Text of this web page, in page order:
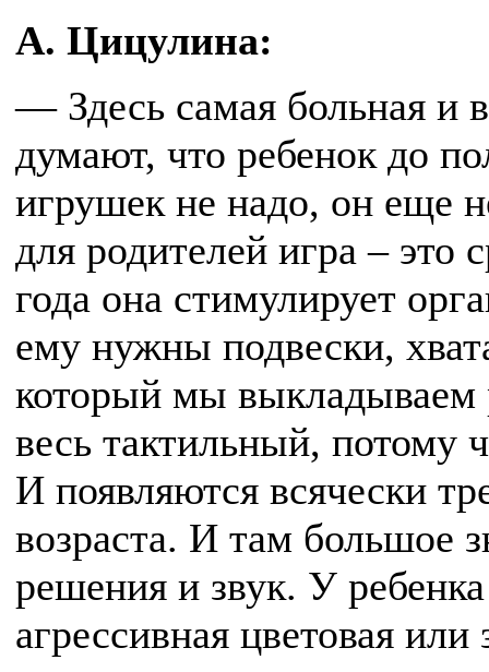
А. Цицулина:
— Здесь самая больная и
думают, что ребенок до
игрушек не надо, он еще
для родителей игра – это
года она стимулирует
ему нужны подвески,
который мы выкладываем
весь тактильный, потому
И появляются всячески
возраста. И там большое
решения и звук. У
агрессивная цветовая или